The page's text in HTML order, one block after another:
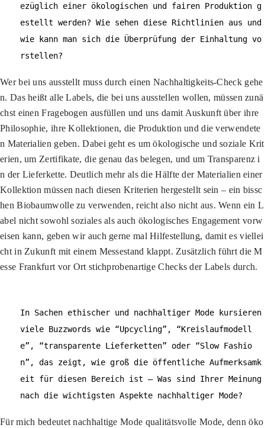
ezüglich einer ökologischen und fairen Produktion g
estellt werden? Wie sehen diese Richtlinien aus und
wie kann man sich die Überprüfung der Einhaltung vo
rstellen?
Wer bei uns ausstellt muss durch einen Nachhaltigkeits-Check gehe
n. Das heißt alle Labels, die bei uns ausstellen wollen, müssen zunä
chst einen Fragebogen ausfüllen und uns damit Auskunft über ihre
Philosophie, ihre Kollektionen, die Produktion und die verwendete
n Materialien geben. Dabei geht es um ökologische und soziale Krit
erien, um Zertifikate, die genau das belegen, und um Transparenz i
n der Lieferkette. Deutlich mehr als die Hälfte der Materialien einer
Kollektion müssen nach diesen Kriterien hergestellt sein – ein bissc
hen Biobaumwolle zu verwenden, reicht also nicht aus. Wenn ein L
abel nicht sowohl soziales als auch ökologisches Engagement vorw
eisen kann, geben wir auch gerne mal Hilfestellung, damit es viellei
cht in Zukunft mit einem Messestand klappt. Zusätzlich führt die M
esse Frankfurt vor Ort stichprobenartige Checks der Labels durch.
In Sachen ethischer und nachhaltiger Mode kursieren
viele Buzzwords wie “Upcycling”, “Kreislaufmodell
e”, “transparente Lieferketten” oder “Slow Fashio
n”, das zeigt, wie groß die öffentliche Aufmerksamk
eit für diesen Bereich ist – Was sind Ihrer Meinung
nach die wichtigsten Aspekte nachhaltiger Mode?
Für mich bedeutet nachhaltige Mode qualitätsvolle Mode, denn öko